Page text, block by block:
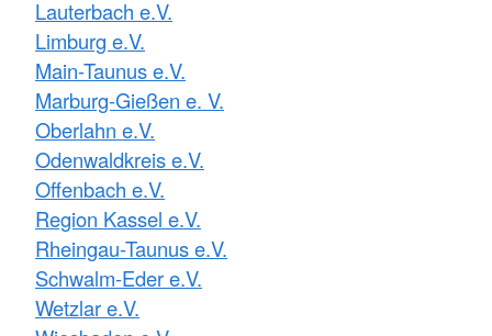
Lauterbach e.V.
Limburg e.V.
Main-Taunus e.V.
Marburg-Gießen e. V.
Oberlahn e.V.
Odenwaldkreis e.V.
Offenbach e.V.
Region Kassel e.V.
Rheingau-Taunus e.V.
Schwalm-Eder e.V.
Wetzlar e.V.